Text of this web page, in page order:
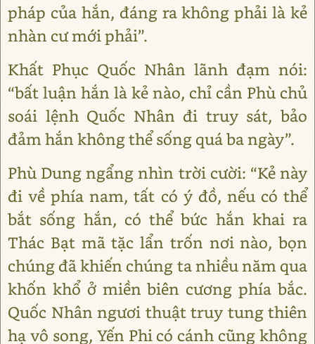
pháp của hắn, đáng ra không phải là kẻ
nhàn cư mới phải”.
Khất Phục Quốc Nhân lãnh đạm nói:
“bất luận hắn là kẻ nào, chỉ cần Phù chủ
soái lệnh Quốc Nhân đi truy sát, bảo
đảm hắn không thể sống quá ba ngày”.
Phù Dung ngẩng nhìn trời cười: “Kẻ này
đi về phía nam, tất có ý đồ, nếu có thể
bắt sống hắn, có thể bức hắn khai ra
Thác Bạt mã tặc lẩn trốn nơi nào, bọn
chúng đã khiến chúng ta nhiều năm qua
khốn khổ ở miền biên cương phía bắc.
Quốc Nhân ngươi thuật truy tung thiên
hạ vô song, Yến Phi có cánh cũng không